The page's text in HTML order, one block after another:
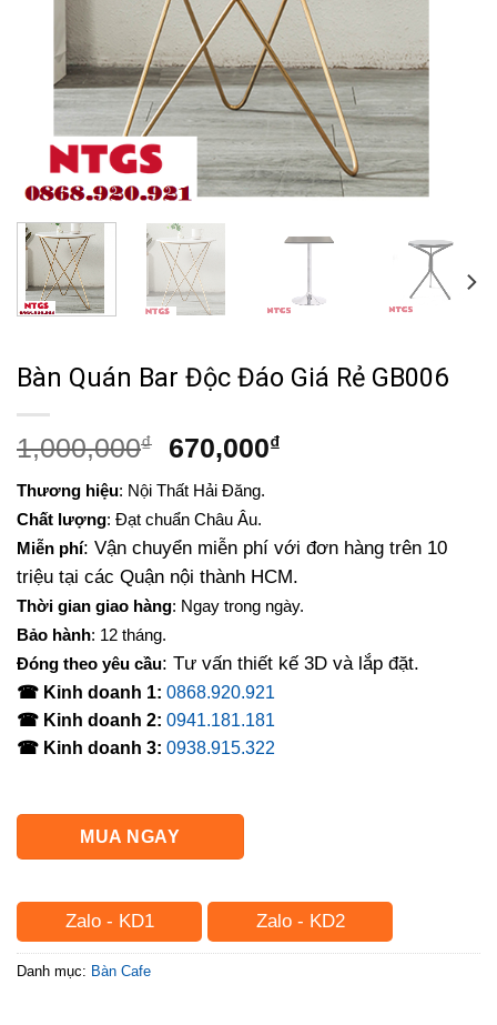
Bàn Quán Bar Độc Đáo Giá Rẻ GB006
1,000,000₫
Giá
là:
1,000,000₫.
670,000₫Giá
670,000₫.
Thương hiệu: Nội Thất Hải Đăng.
Chất lượng: Đạt chuẩn Châu Âu.
Miễn phí: Vận chuyển miễn phí với đơn hàng trên 10
triệu tại các Quận nội thành HCM.
Thời gian giao hàng: Ngay trong ngày.
Bảo hành: 12 tháng.
Đóng theo yêu cầu: Tư vấn thiết kế 3D và lắp đặt.
☎ Kinh doanh 1: 0868.920.921
☎ Kinh doanh 2: 0941.181.181
☎ Kinh doanh 3: 0938.915.322
MUA NGAY
Zalo - KD1 Zalo - KD2
Danh mục: Bàn Cafe